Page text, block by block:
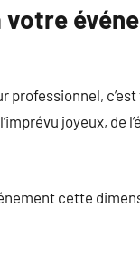
votre
professionnel,
joyeux, de
cette